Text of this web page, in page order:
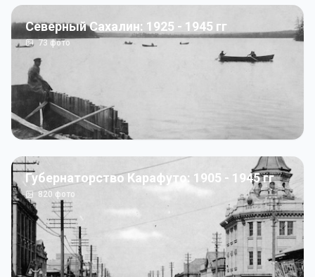
Северный Сахалин: 1925 - 1945 гг
73фото
Губернаторство Карафуто: 1905 - 1945 гг
820 фото